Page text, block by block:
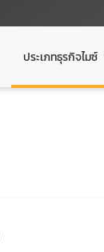
ประเภทธุรกิจไมซ์